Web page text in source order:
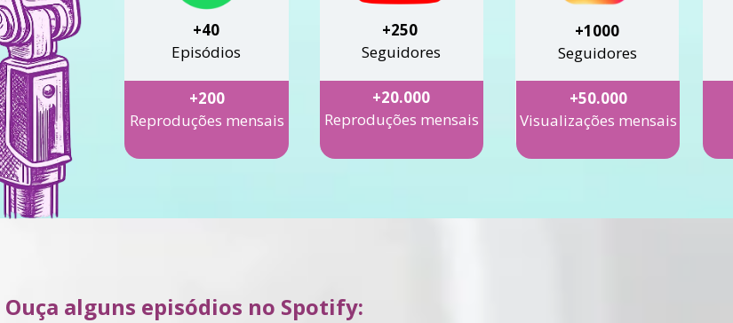
+40
Episódios
+250
Seguidores
+1000
Seguidores
+20.000
Reproduções mensais
+200
Reproduções mensais
+50.000
Visualizações mensais
Ouça alguns episódios no Spotify: